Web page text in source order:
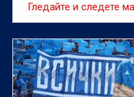
Гледайте и следете